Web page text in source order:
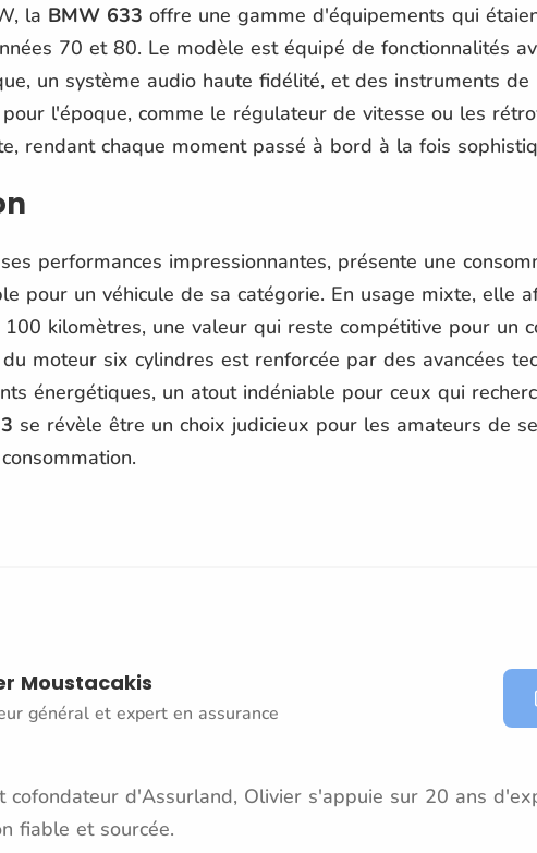
la BMW 633 offre une gamme d'équipements qui
70 et 80. Le modèle est équipé de fonctionnalités
un système audio haute fidélité, et des instruments
l'époque, comme le régulateur de vitesse ou les
rendant chaque moment passé à bord à la fois
performances impressionnantes, présente une
pour un véhicule de sa catégorie. En usage mixte, elle
kilomètres, une valeur qui reste compétitive pour un
moteur six cylindres est renforcée par des avancées
énergétiques, un atout indéniable pour ceux qui
se révèle être un choix judicieux pour les amateurs de
Moustacakis
général et expert en assurance
cofondateur d'Assurland, Olivier s'appuie sur 20 ans
fiable et sourcée.